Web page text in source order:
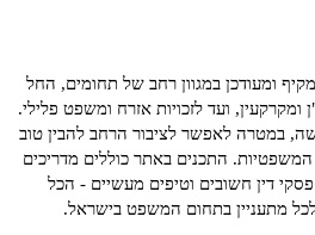
ומעודכן במגוון רחב של תחומים, החל
ומקרקעין, ועד לזכויות אזרח ומשפט פלילי.
במטרה לאפשר לציבור הרחב להבין טוב
המשפטיות. התכנים באתר כוללים מדריכים
דין חשובים וטיפים מעשיים - הכל
לכל מתעניין בתחום המשפט בישראל.